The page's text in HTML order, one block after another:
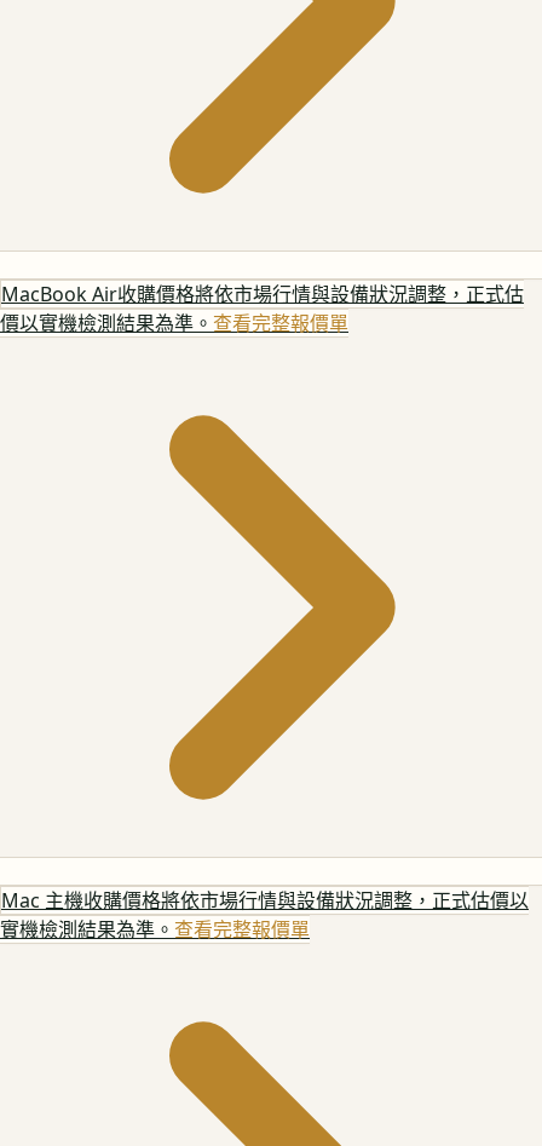
MacBook Air收購價格將依市場行情與設備狀況調整，正式估
價以實機檢測結果為準。 查看完整報價單
Mac 主機收購價格將依市場行情與設備狀況調整，正式估價以
實機檢測結果為準。 查看完整報價單